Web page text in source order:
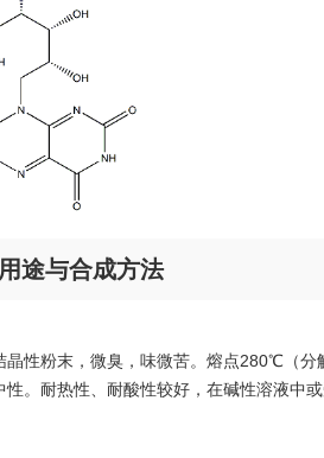
途与合成方法
晶性粉末，微臭，味微苦。熔点280℃（
性。耐热性、耐酸性较好，在碱性溶液中